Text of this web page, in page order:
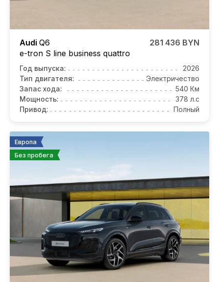
Audi Q6
e-tron S line business quattro
281 436 BYN
Год выпуска:
2026
Тип двигателя:
Электричество
Запас хода:
540 Км
Мощность:
378 л.с
Привод:
Полный
Европа
Без пробега